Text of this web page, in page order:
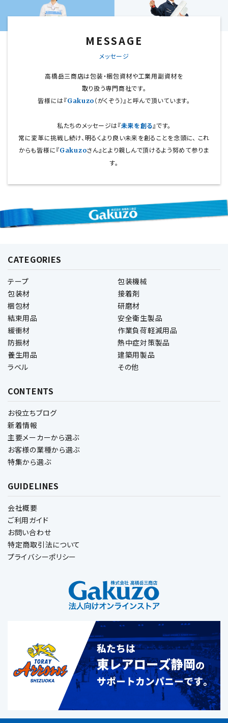
MESSAGE
メッセージ
高橋岳三商店は包装・梱包資材や工業用副資材を
取り扱う専門商社です。
皆様には『Gakuzo （がくぞう）』と呼んで頂いています。
私たちのメッセージは『未来を創る』です。
常に変革に挑戦し続け、明るくより良い未来を創ることを念頭に、 これ
からも皆様に『Gakuzoさん』とより親しんで頂けるよう努めて参りま
す。
CATEGORIES
テープ
包装材
梱包材
結束用品
緩衝材
防振材
養生用品
ラベル
包装機械
接着剤
研磨材
安全衛生製品
作業負荷軽減用品
熱中症対策製品
建築用製品
その他
CONTENTS
お役立ちブログ
新着情報
主要メーカーから選ぶ
お客様の業種から選ぶ
特集から選ぶ
GUIDELINES
会社概要
ご利用ガイド
お問い合わせ
特定商取引法について
プライバシーポリシー